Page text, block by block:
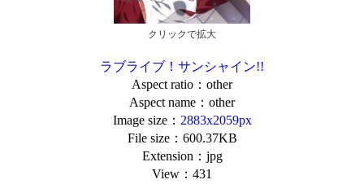
クリックで拡大
ラブライブ！サンシャイン!!
Aspect ratio：other
Aspect name：other
Image size： 2883x2059px
File size：600.37KB
Extension：jpg
View：431